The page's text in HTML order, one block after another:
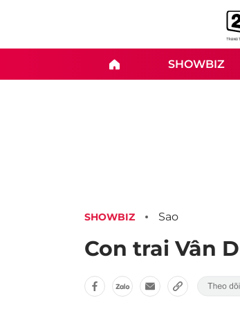
SHOWBIZ
SHOWBIZ Sao
Con trai Vân